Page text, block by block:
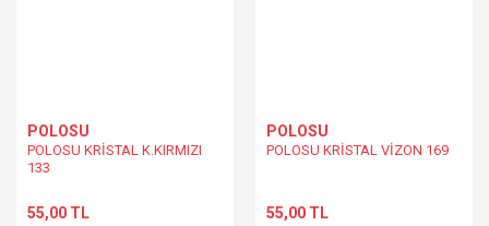
POLOSU
POLOSU KRİSTAL K.KIRMIZI
133
55,00 TL
POLOSU
POLOSU KRİSTAL VİZON 169
55,00 TL